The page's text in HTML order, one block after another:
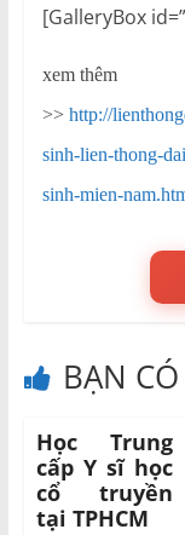
[GalleryBox
xem thêm
>> http://
sinh-lien-thong-
sinh-mien-
BẠN
Học Trung
cấp Y sĩ học
cổ truyền
tại TPHCM